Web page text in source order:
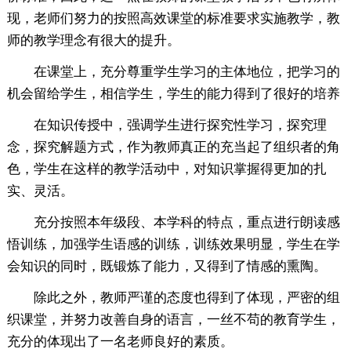
现，老师们努力的按照高效课堂的标准要求实施教学，教
师的教学理念有很大的提升。
在课堂上，充分尊重学生学习的主体地位，把学习的
机会留给学生，相信学生，学生的能力得到了很好的培养
在知识传授中，强调学生进行探究性学习，探究理
念，探究解题方式，作为教师真正的充当起了组织者的角
色，学生在这样的教学活动中，对知识掌握得更加的扎
实、灵活。
充分按照本年级段、本学科的特点，重点进行朗读感
悟训练，加强学生语感的训练，训练效果明显，学生在学
会知识的同时，既锻炼了能力，又得到了情感的熏陶。
除此之外，教师严谨的态度也得到了体现，严密的组
织课堂，并努力改善自身的语言，一丝不苟的教育学生，
充分的体现出了一名老师良好的素质。